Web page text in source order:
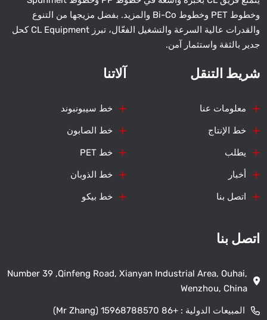
وخطوط PET وخطوط Bi-Co والمزيد. بفضل مزيجها من التنوع
والقدرات عالية السرعة والتشغيل الفعّال، تبرز CL Equipment كحل
جدير بالثقة واستثمار آمن.
شريط التنقل
معلومات عنا
خط الإنتاج
يطلب
أخبار
اتصل بنا
آلاتنا
خط سيبونبوند
خط الصابون
خط PET
خط الذوبان
خط بيكو
اتصل بنا
Number 39 ,Qinfeng Road, Xianyan Industrial Area, Ouhai,
Wenzhou, China
المبيعات الدولية : +86 15968788570 (Mr Zhang)